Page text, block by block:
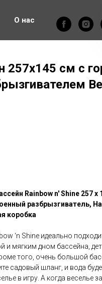
О нас
257х145 см с
Rainbow n' Shine 257 x
разбрызгиватель,
коробка
‘n Shine идеально
и мягким дном бассейна,
того, очень большой
садовый шланг, и вода
в игру. А когда веселье